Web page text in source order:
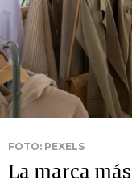
FOTO: PEXELS
La marca